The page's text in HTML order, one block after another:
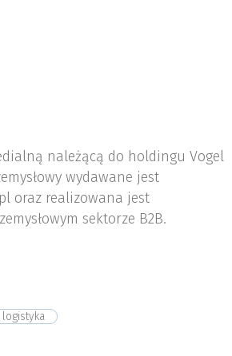
należącą do holdingu Vogel
wydawane jest
oraz realizowana jest
sektorze B2B.
logistyka